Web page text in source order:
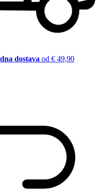
dostava od € 49,90